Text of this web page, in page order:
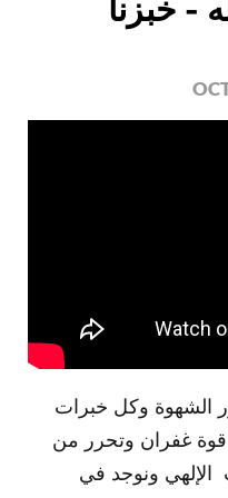
- خبزنا
الشهوة وكل خبرات
قوة غفران وتحرر من
الإلهي ونوجد في